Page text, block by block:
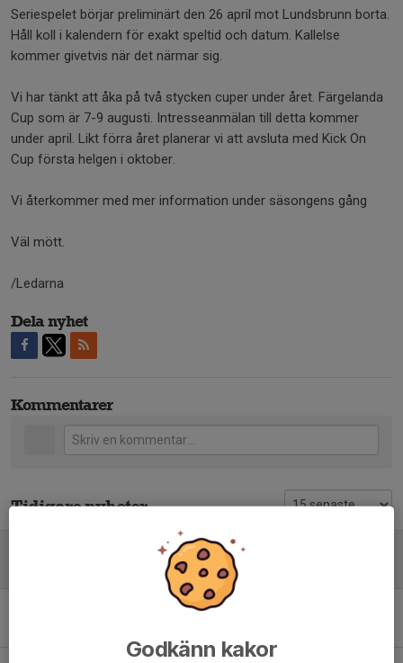
Seriespelet börjar preliminärt den 26 april mot Lundsbrunn borta.
Håll koll i kalendern för exakt speltid och datum. Kallelse
kommer givetvis när det närmar sig.
Vi har tänkt att åka på två stycken cuper under året. Färgelanda
Cup som är 7-9 augusti. Intresseanmälan till detta kommer
under april. Likt förra året planerar vi att avsluta med Kick On
Cup första helgen i oktober.
Vi återkommer med mer information under säsongens gång
Väl mött.
/Ledarna
Dela nyhet
Kommentarer
Tidigare nyheter
Information Säsongen 2026
0
Information Södra Vätterbygden Cup
Godkänn kakor